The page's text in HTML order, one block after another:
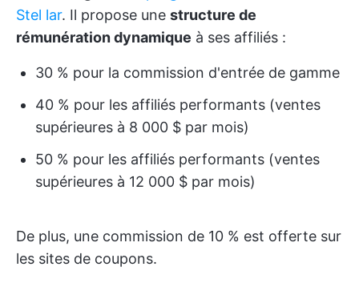
Stel lar. Il propose une structure de
rémunération dynamique à ses affiliés :
30 % pour la commission d'entrée de gamme
40 % pour les affiliés performants (ventes
supérieures à 8 000 $ par mois)
50 % pour les affiliés performants (ventes
supérieures à 12 000 $ par mois)
De plus, une commission de 10 % est offerte sur
les sites de coupons.